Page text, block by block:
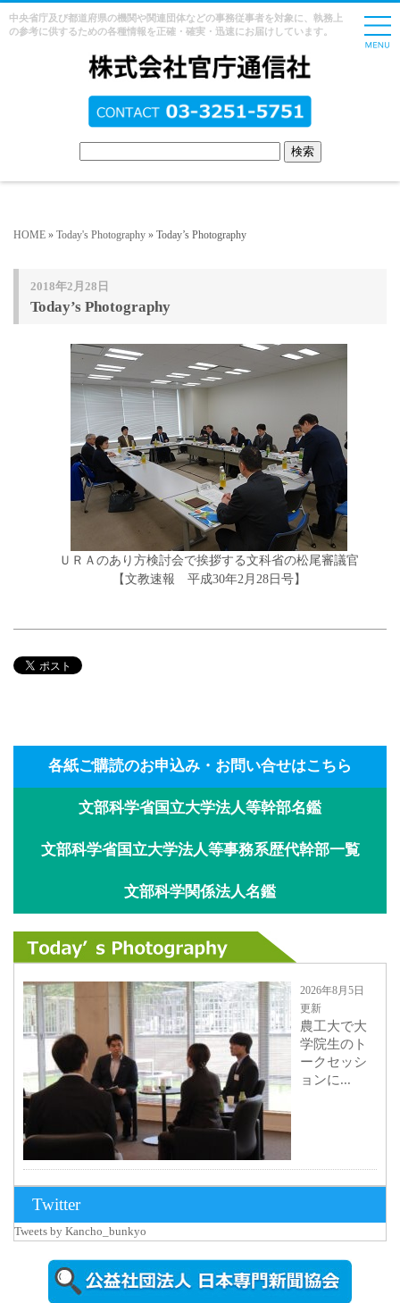
中央省庁及び都道府県の機関や関連団体などの事務従事者を対象に、執務上
の参考に供するための各種情報を正確・確実・迅速にお届けしています。
HOME » Today's Photography » Today’s Photography
2018年2月28日
Today’s Photography
ＵＲＡのあり方検討会で挨拶する文科省の松尾審議官
【文教速報 平成30年2月28日号】
各紙ご購読のお申込み・お問い合せはこちら
文部科学省国立大学法人等幹部名鑑
文部科学省国立大学法人等事務系歴代幹部一覧
文部科学関係法人名鑑
2026年8月5日
更新
農工大で大
学院生のト
ークセッシ
ョンに...
ォトスポッ
ト （8...
Twitter
Tweets by Kancho_bunkyo